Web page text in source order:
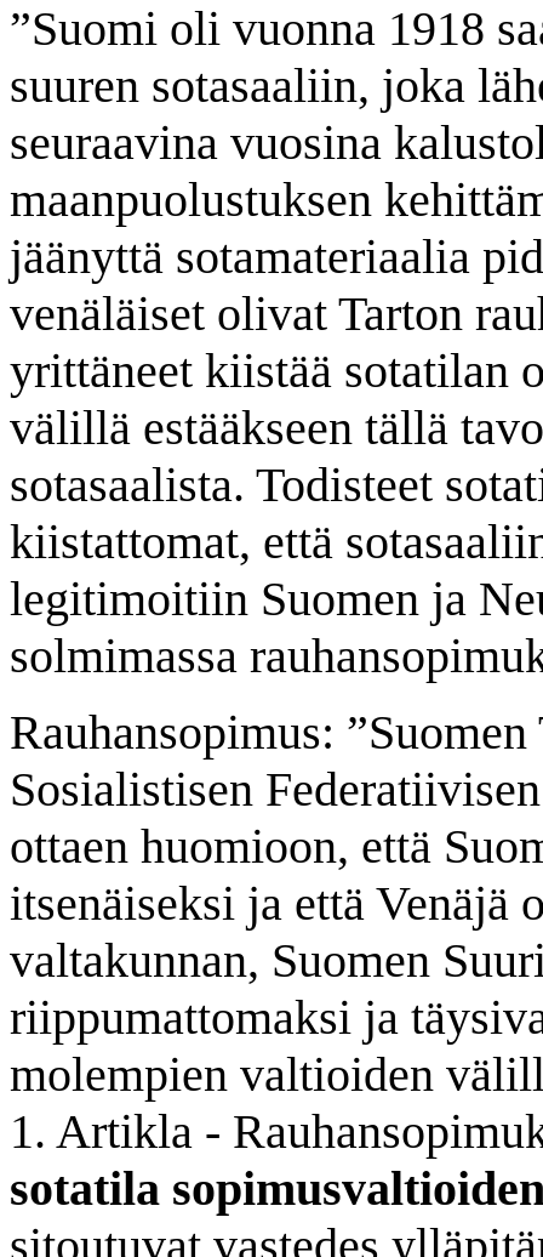
”Suomi oli vuonna 1918
suuren sotasaaliin, joka
seuraavina vuosina
maanpuolustuksen
jäänyttä sotamateriaalia
venäläiset olivat Tarton
yrittäneet kiistää sotatilan
välillä estääkseen tällä
sotasaalista. Todisteet
kiistattomat, että
legitimoitiin Suomen ja
solmimassa
Rauhansopimus:
Sosialistisen
ottaen huomioon, että
itsenäiseksi ja että Venäjä
valtakunnan, Suomen
riippumattomaksi ja
molempien valtioiden
1. Artikla -
sotatila
sitoutuvat vastedes